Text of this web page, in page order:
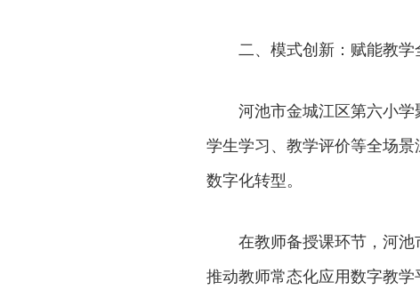
二、模式创新：赋能教
河池市金城江区第六小学
学生学习、教学评价等全场
数字化转型。
在教师备授课环节，河池
推动教师常态化应用数字教